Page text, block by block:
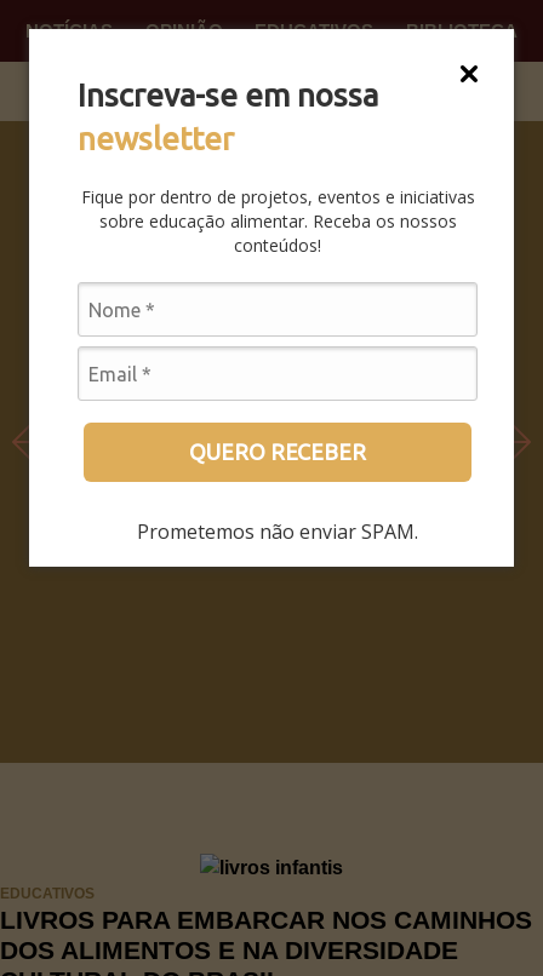
Inscreva-se em nossa
newsletter
Fique por dentro de projetos, eventos e iniciativas
sobre educação alimentar. Receba os nossos
conteúdos!
QUERO RECEBER
Prometemos não enviar SPAM.
NOTÍCIAS OPINIÃO EDUCATIVOS BIBLIOTECA
SABERES
DA BOCA
PRA BOCA:
COMO FOI
SEMINÁRIO
LEIA MAIS
EDUCATIVOS
LIVROS PARA EMBARCAR NOS CAMINHOS
DOS ALIMENTOS E NA DIVERSIDADE